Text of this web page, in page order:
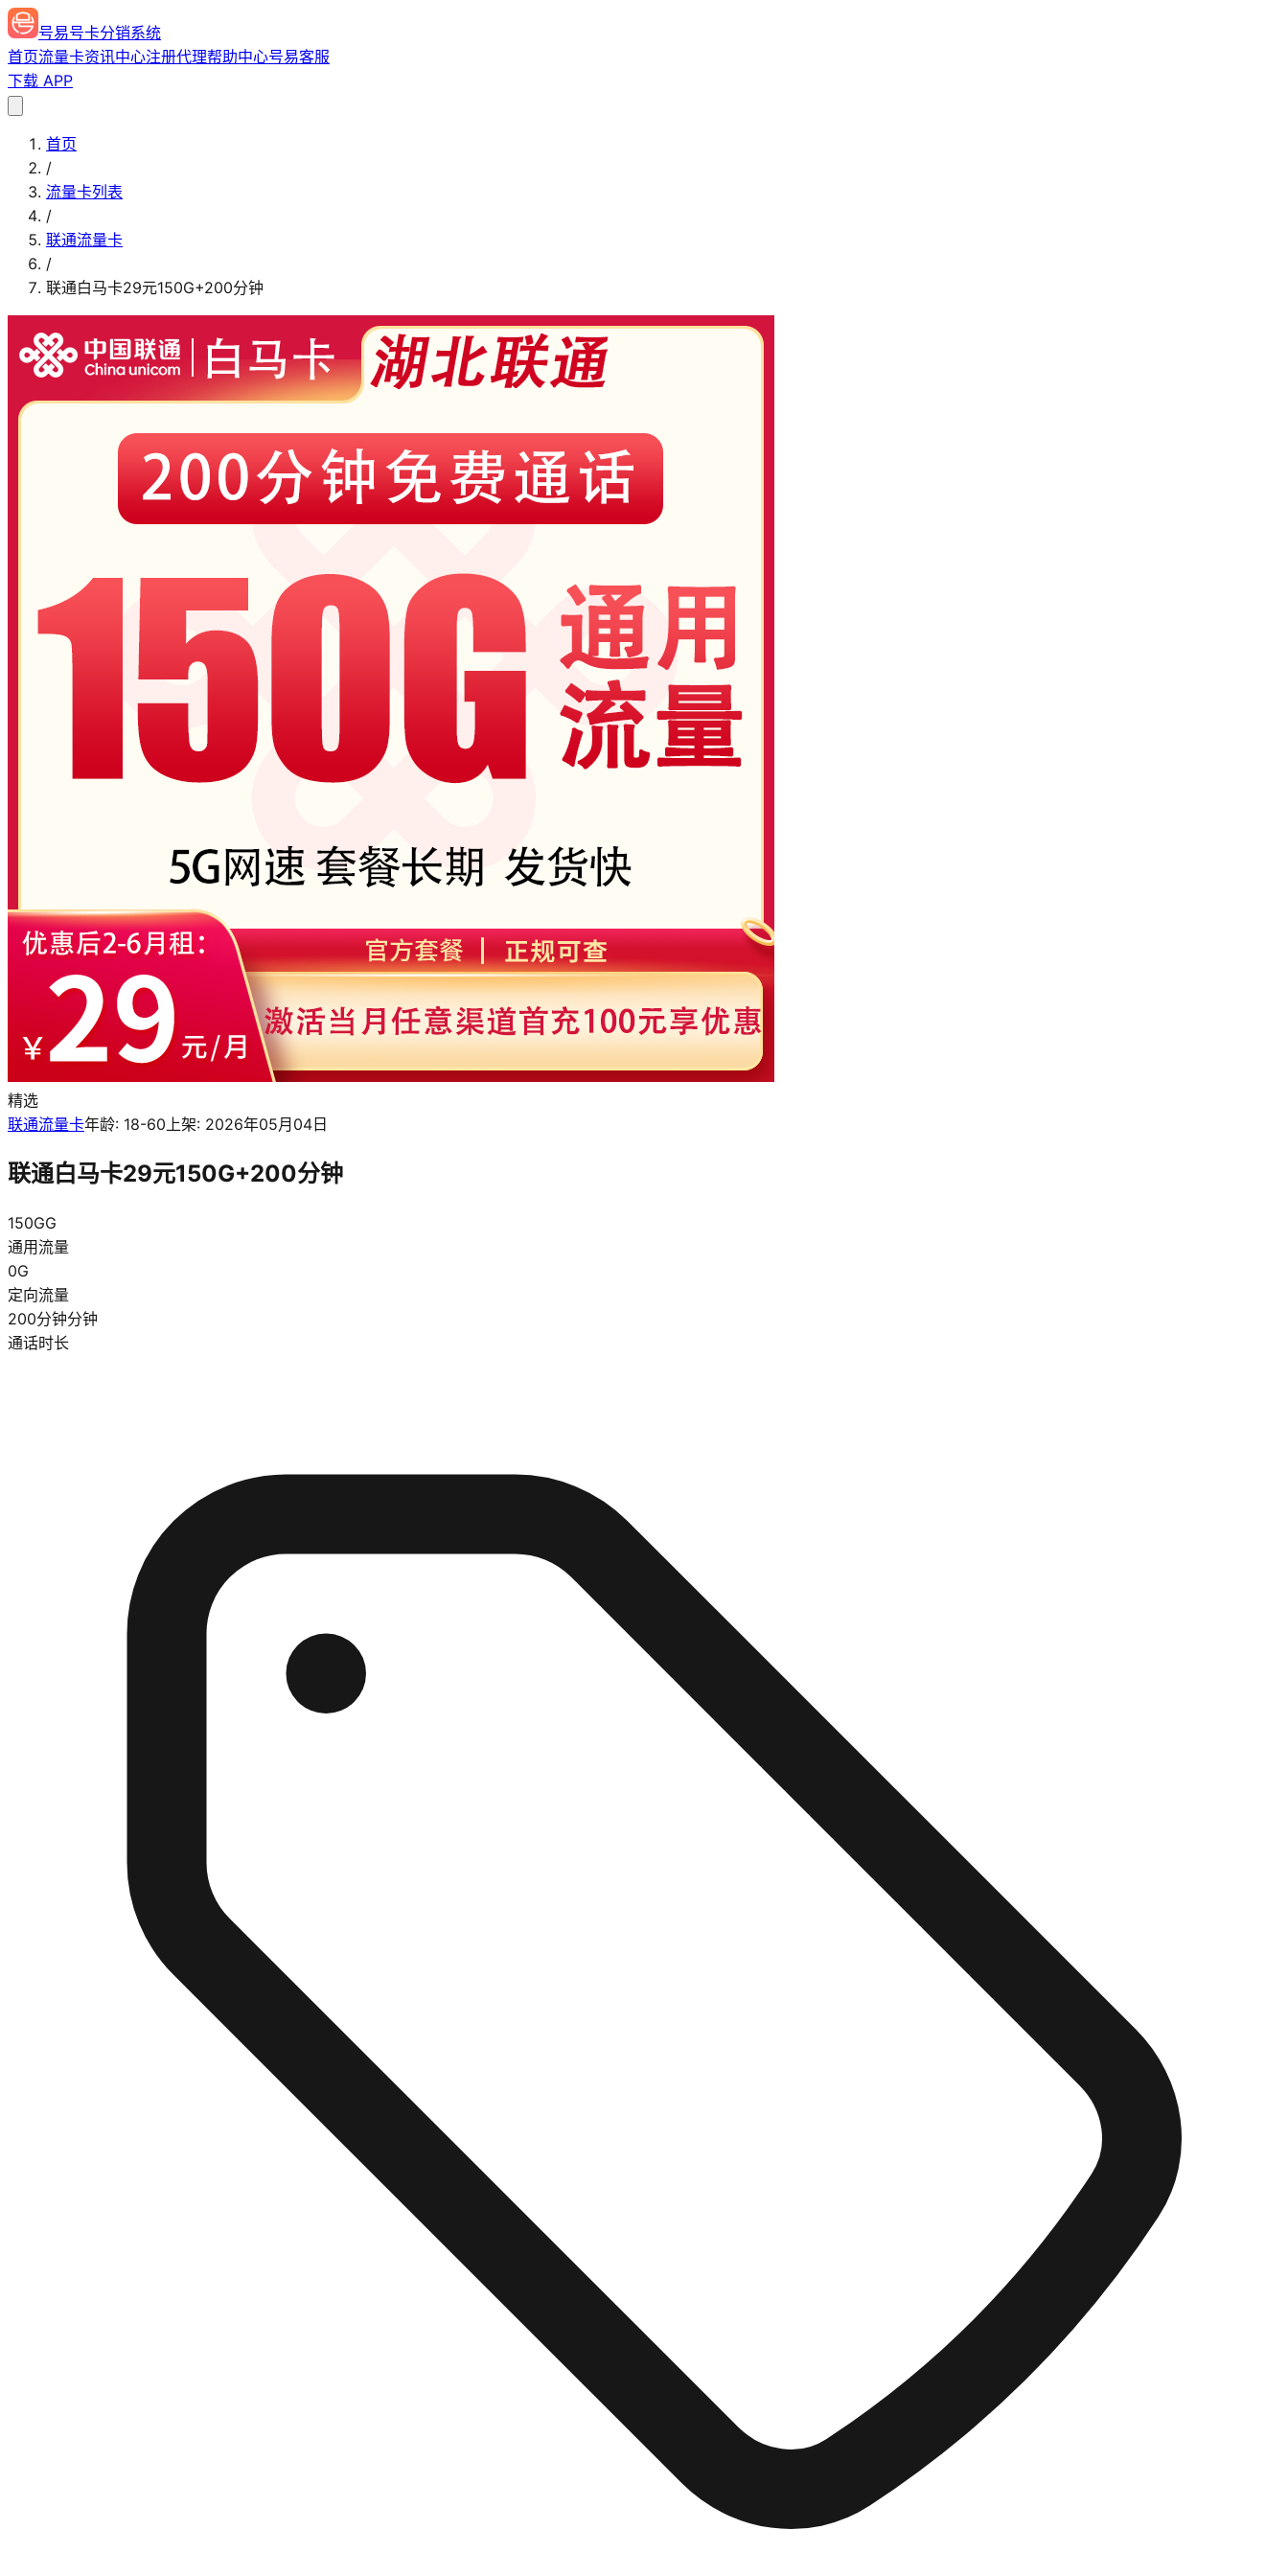
号易号卡分销系统
首页流量卡资讯中心注册代理帮助中心号易客服
下载 APP
首页
/
流量卡列表
/
联通流量卡
/
联通白马卡29元150G+200分钟
精选
联通流量卡年龄: 18-60上架: 2026年05月04日
联通白马卡29元150G+200分钟
150GG
通用流量
0G
定向流量
200分钟分钟
通话时长